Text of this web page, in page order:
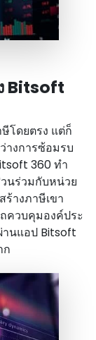
Bitsoft
โดยตรง แต่ก็
างการซ้อมรบ
360 ทํา
นร่วมกับหน่วย
างภาษีเขา
ควบคุมองค์ประ
นแอป Bitsoft
ก